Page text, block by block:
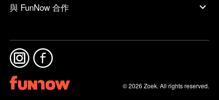
與 FunNow 合作
© 2026 Zoek. All rights reserved.